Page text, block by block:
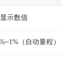
示数值
（自动量程）